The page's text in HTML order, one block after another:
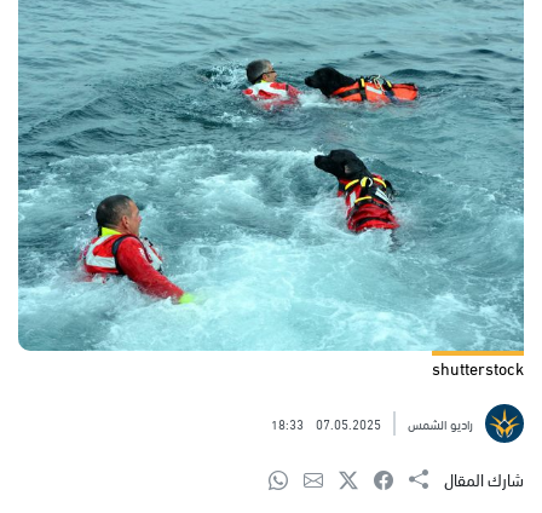
shutterstock
راديو الشمس 07.05.2025
18:33
شارك المقال